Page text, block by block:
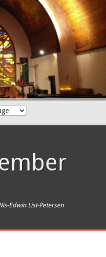
Edwin List-Petersen